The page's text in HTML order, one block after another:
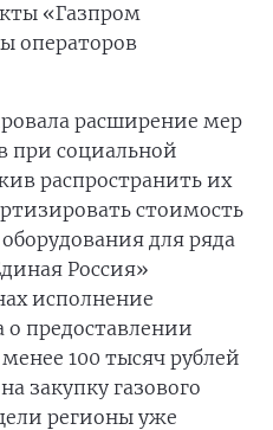
«Газпром
операторов
расширение мер
при социальной
распространить их
стоимость
для ряда
Россия»
исполнение
предоставлении
100 тысяч рублей
закупку газового
регионы уже